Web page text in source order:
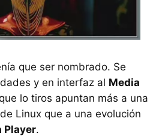
que ser nombrado. Se
y en interfaz al Media
lo tiros apuntan más a una
Linux que a una evolución
Player.